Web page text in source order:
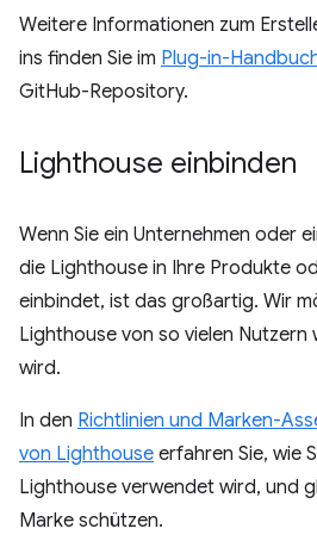
Weitere Informationen zum
ins finden Sie im Plug-in-
GitHub-Repository.
Lighthouse einbinden
Wenn Sie ein Unternehmen oder
die Lighthouse in Ihre Produkte
einbindet, ist das großartig. Wir
Lighthouse von so vielen
wird.
In den Richtlinien und Marken-
von Lighthouse erfahren Sie, wie
Lighthouse verwendet wird, und
Marke schützen.